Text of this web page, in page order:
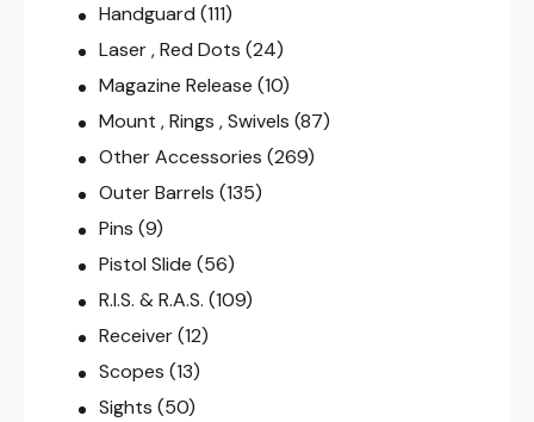
Handguard (111)
Laser , Red Dots (24)
Magazine Release (10)
Mount , Rings , Swivels (87)
Other Accessories (269)
Outer Barrels (135)
Pins (9)
Pistol Slide (56)
R.I.S. & R.A.S. (109)
Receiver (12)
Scopes (13)
Sights (50)